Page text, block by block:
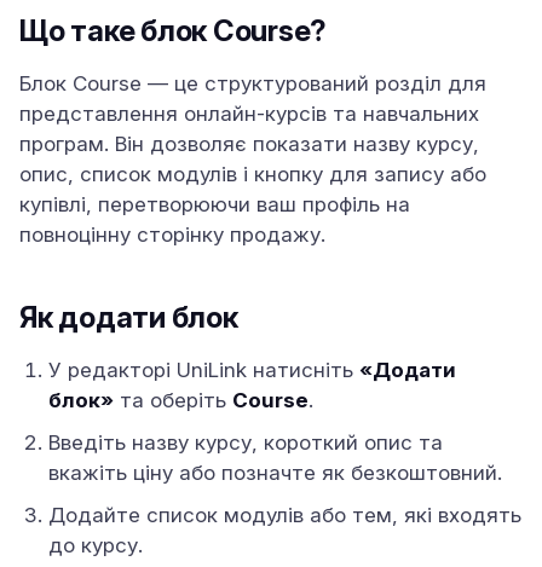
Що таке блок Course?
Блок Course — це структурований розділ для
представлення онлайн-курсів та навчальних
програм. Він дозволяє показати назву курсу,
опис, список модулів і кнопку для запису або
купівлі, перетворюючи ваш профіль на
повноцінну сторінку продажу.
Як додати блок
У редакторі UniLink натисніть «Додати
блок» та оберіть Course.
Введіть назву курсу, короткий опис та
вкажіть ціну або позначте як безкоштовний.
Додайте список модулів або тем, які входять
до курсу.